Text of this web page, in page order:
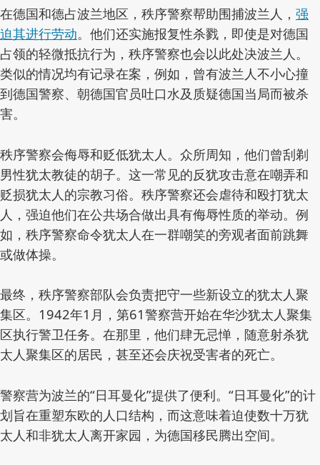
在德国和德占波兰地区，秩序警察帮助围捕波兰人， 强
迫其进行劳动。他们还实施报复性杀戮，即使是对德国
占领的轻微抵抗行为，秩序警察也会以此处决波兰人。
类似的情况均有记录在案，例如，曾有波兰人不小心撞
到德国警察、朝德国官员吐口水及质疑德国当局而被杀
害。
秩序警察会侮辱和贬低犹太人。众所周知，他们曾刮剃
男性犹太教徒的胡子。这一常见的反犹攻击意在嘲弄和
贬损犹太人的宗教习俗。秩序警察还会虐待和殴打犹太
人，强迫他们在公共场合做出具有侮辱性质的举动。例
如，秩序警察命令犹太人在一群嘲笑的旁观者面前跳舞
或做体操。
最终，秩序警察部队会负责把守一些新设立的犹太人聚
集区。1942年1月，第61警察营开始在华沙犹太人聚集
区执行警卫任务。在那里，他们肆无忌惮，随意射杀犹
太人聚集区的居民，甚至还会庆祝受害者的死亡。
警察营为波兰的“日耳曼化”提供了便利。“日耳曼化”的计
划旨在重塑东欧的人口结构，而这意味着迫使数十万犹
太人和非犹太人离开家园，为德国移民腾出空间。